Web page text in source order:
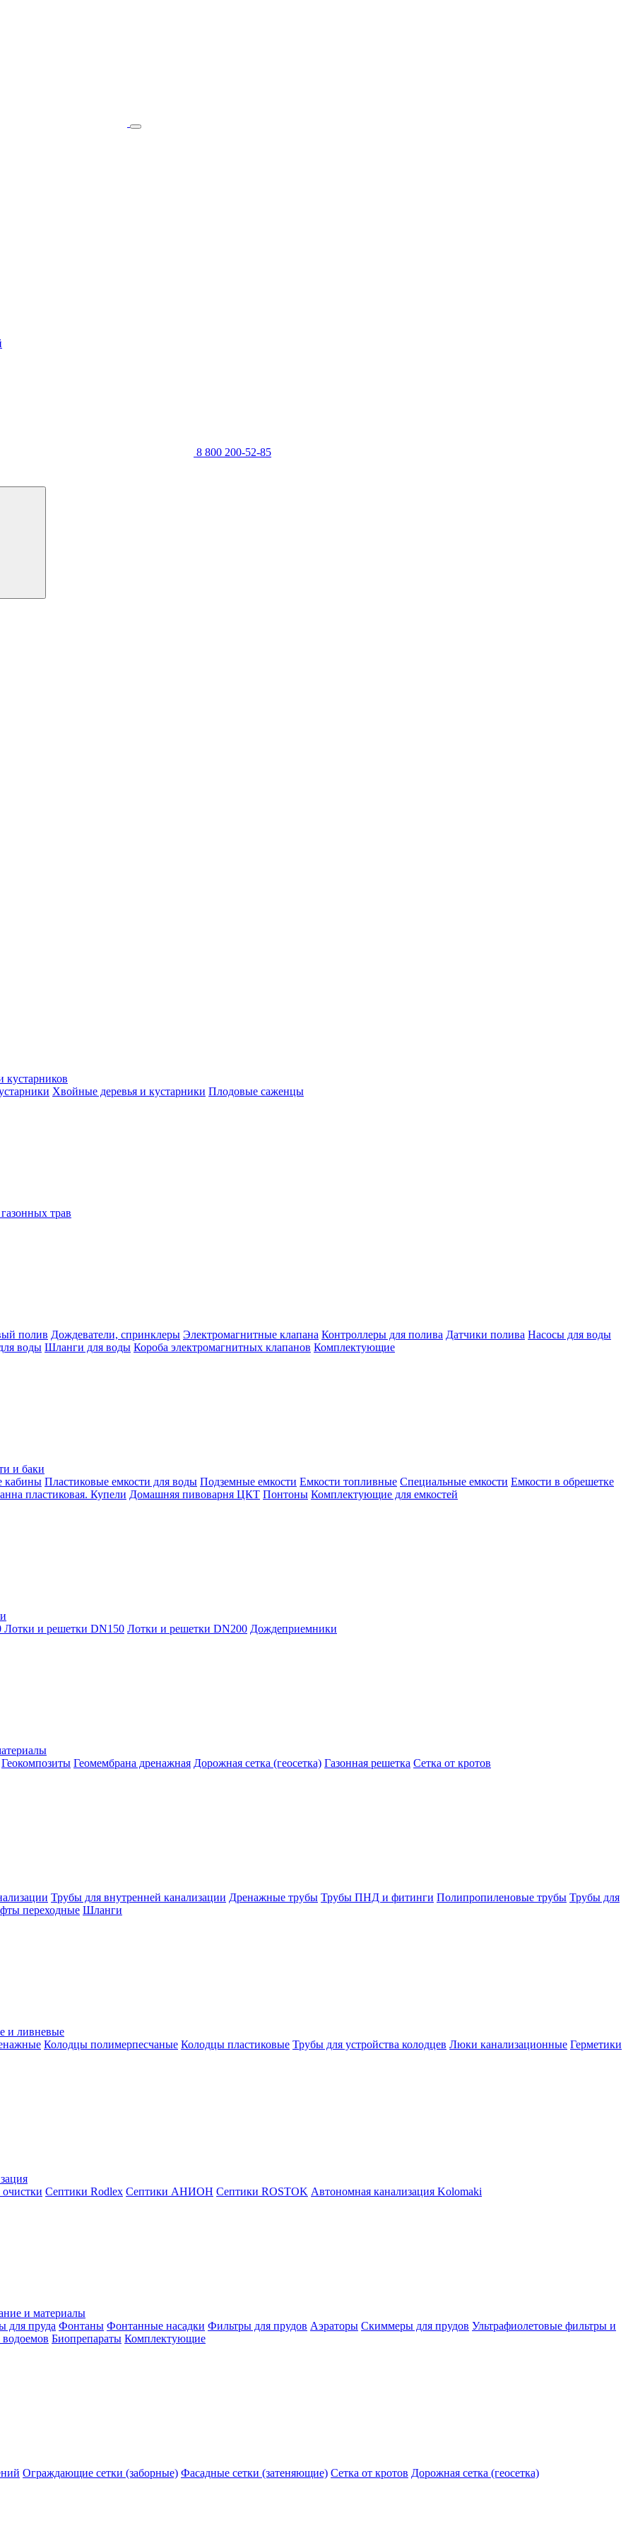
8 800 200-52-85
кустарников
Хвойные деревья и кустарники Плодовые саженцы
трав
полив Дождеватели, спринклеры Электромагнитные клапана Контроллеры для полива Датчики полива Насосы для воды
воды Шланги для воды Короба электромагнитных клапанов Комплектующие
и баки
кабины Пластиковые емкости для воды Подземные емкости Емкости топливные Специальные емкости Емкости в обрешетке
пластиковая. Купели Домашняя пивоварня ЦКТ Понтоны Комплектующие для емкостей
Лотки и решетки DN150 Лотки и решетки DN200 Дождеприемники
Геокомпозиты Геомембрана дренажная Дорожная сетка (геосетка) Газонная решетка Сетка от кротов
Трубы для внутренней канализации Дренажные трубы Трубы ПНД и фитинги Полипропиленовые трубы Трубы для
переходные Шланги
и ливневые
Колодцы полимерпесчаные Колодцы пластиковые Трубы для устройства колодцев Люки канализационные Герметики
Септики Rodlex Септики АНИОН Септики ROSTOK Автономная канализация Kolomaki
и материалы
для пруда Фонтаны Фонтанные насадки Фильтры для прудов Аэраторы Скиммеры для прудов Ультрафиолетовые фильтры и
Биопрепараты Комплектующие
Ограждающие сетки (заборные) Фасадные сетки (затеняющие) Сетка от кротов Дорожная сетка (геосетка)